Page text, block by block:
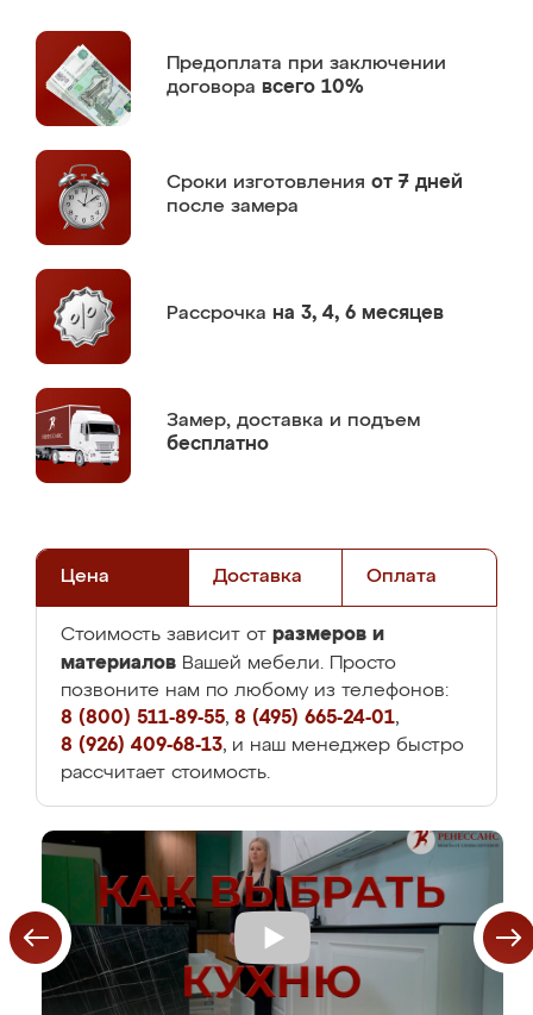
Предоплата при заключении
договора всего 10%
Сроки изготовления от 7 дней
после замера
Рассрочка на 3, 4, 6 месяцев
Замер, доставка и подъем
бесплатно
Цена Доставка Оплата
Стоимость зависит от размеров и
материалов Вашей мебели. Просто
позвоните нам по любому из телефонов:
8 (800) 511-89-55, 8 (495) 665-24-01,
8 (926) 409-68-13, и наш менеджер быстро
рассчитает стоимость.